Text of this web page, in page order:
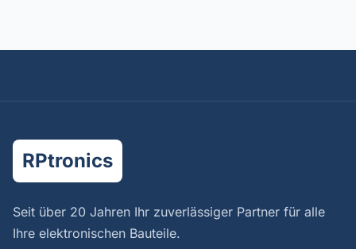
RPtronics
Seit über 20 Jahren Ihr zuverlässiger Partner für alle
Ihre elektronischen Bauteile.